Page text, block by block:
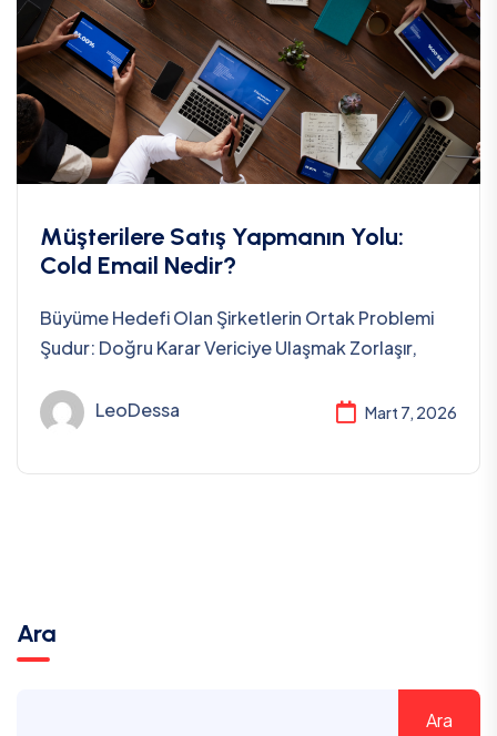
Müşterilere Satış Yapmanın Yolu:
Cold Email Nedir?
Büyüme Hedefi Olan Şirketlerin Ortak Problemi
Şudur: Doğru Karar Vericiye Ulaşmak Zorlaşır,
LeoDessa Mart 7, 2026
Ara
Ara